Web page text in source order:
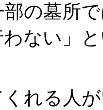
の墓所
ない」
くれる人